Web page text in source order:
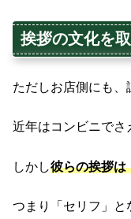
挨拶の文化を
ただしお店側にも、
近年はコンビニでさ
しかし彼らの挨拶は
つまり「セリフ」と